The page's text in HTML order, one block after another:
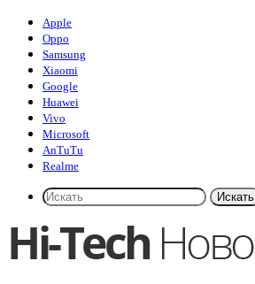
Apple
Oppo
Samsung
Xiaomi
Google
Huawei
Vivo
Microsoft
AnTuTu
Realme
Искать